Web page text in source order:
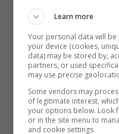
stato! Abbiamo
orbita lunare, lo
da quello di
superficie”.
Il vostro libro
mondo non lo
Learn more
Your personal data will
your device (cookies,
data) may be stored by,
partners, or used
may use precise
Some vendors may
of legitimate interest,
your options below. Look
or in the site menu to
and cookie settings.